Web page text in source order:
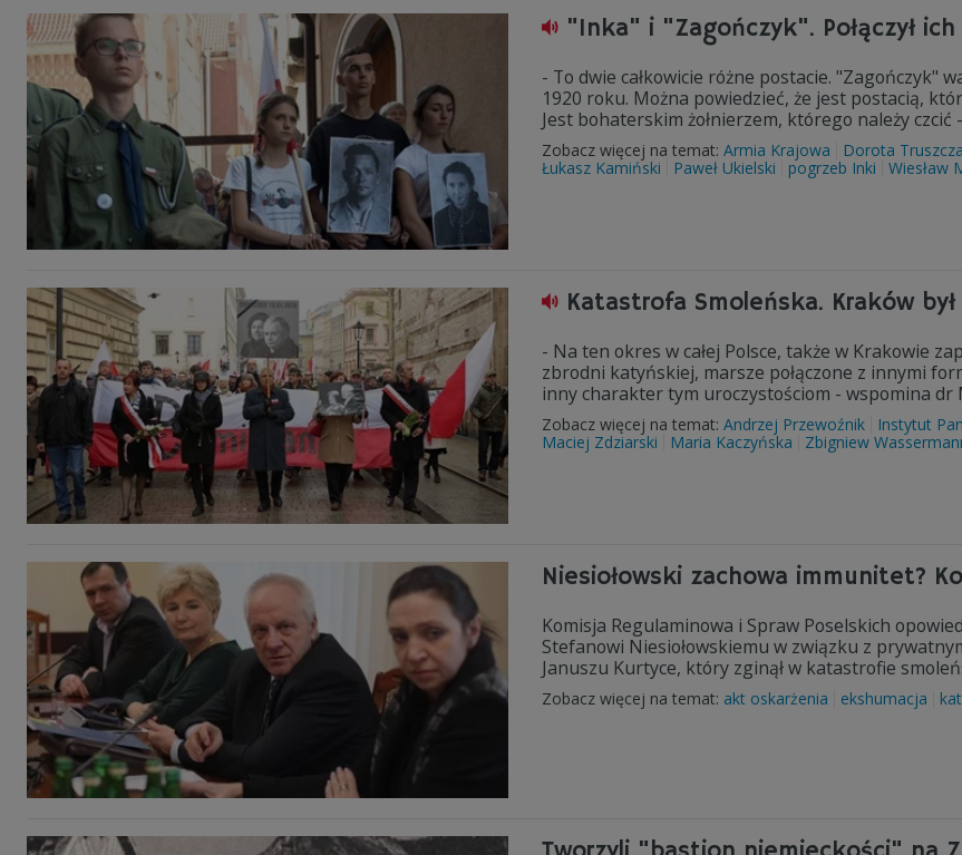
"Inka" i "Zagończyk". Połączył
- To dwie całkowicie różne postacie. "Zagończyk"
1920 roku. Można powiedzieć, że jest postacią,
Jest bohaterskim żołnierzem, którego należy czcić
Zobacz więcej na temat: Armia Krajowa Dorota
Łukasz Kamiński
Paweł Ukielski pogrzeb Inki Wiesław
Katastrofa Smoleńska. Kraków był
- Na ten okres w całej Polsce, także w Krakowie
zbrodni katyńskiej, marsze połączone z innymi
inny charakter tym uroczystościom - wspomina dr
Zobacz więcej na temat: Andrzej Przewoźnik Instytut
Maciej Zdziarski
Maria Kaczyńska Zbigniew
Niesiołowski zachowa immunitet?
Komisja Regulaminowa i Spraw Poselskich
Stefanowi Niesiołowskiemu w związku z
Januszu Kurtyce, który zginął w katastrofie
Zobacz więcej na temat: akt oskarżenia ekshumacja